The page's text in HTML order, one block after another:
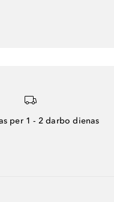
per 1 - 2 darbo dienas